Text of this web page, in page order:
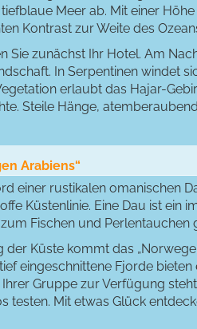
Meer ab. Mit einer
Kontrast zur Weite des
Sie zunächst Ihr Hotel. Am
In Serpentinen windet
erlaubt das Hajar-
Steile Hänge,
Arabiens“
einer rustikalen omanischen
Küstenlinie. Eine Dau ist ein
Fischen und Perlentauchen
Küste kommt das
eingeschnittene Fjorde bieten
Gruppe zur Verfügung
testen. Mit etwas Glück